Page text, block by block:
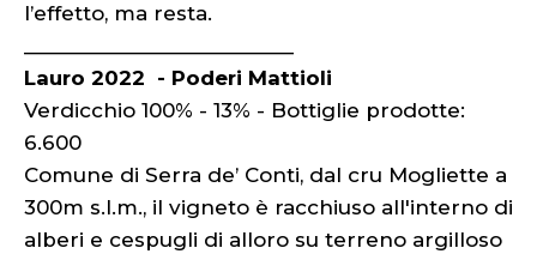
l’effetto, ma resta.
_________________________
Lauro 2022 - Poderi Mattioli
Verdicchio 100% - 13% - Bottiglie prodotte:
6.600
Comune di Serra de’ Conti, dal cru Mogliette a
300m s.l.m., il vigneto è racchiuso all'interno di
alberi e cespugli di alloro su terreno argilloso